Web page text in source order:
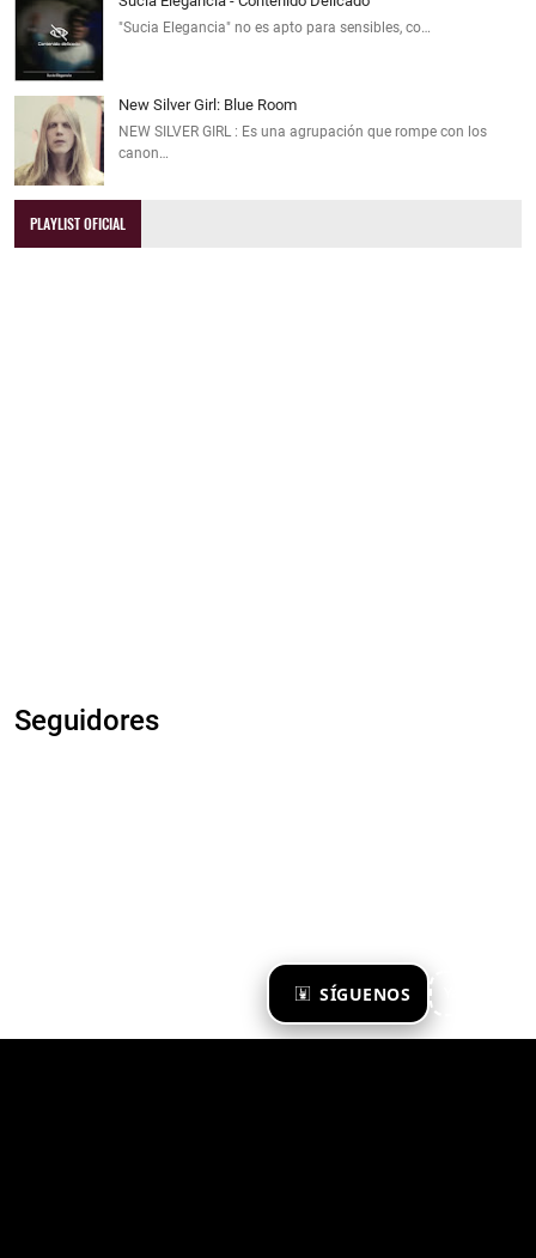
SÍGUENOS
"Sucia Elegancia" no es apto para sensibles, co…
New Silver Girl: Blue Room
NEW SILVER GIRL : Es una agrupación que rompe con los
canon…
PLAYLIST OFICIAL
Seguidores